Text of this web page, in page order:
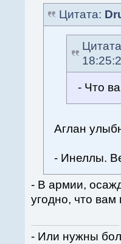
Цитата:
- Что
Аглан
- Инеллы.
- В армии,
угодно, что
- Или нужны